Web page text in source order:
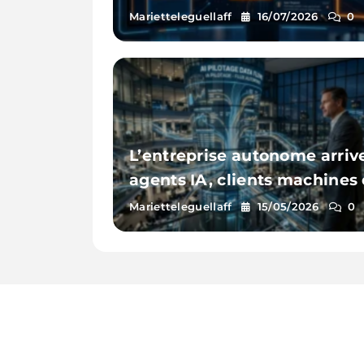
Copilot : le guide pratique
Marietteleguellaff 16/07/2026 0
L’entreprise autonome
agents IA, clients machines
opérations sans friction
Marietteleguellaff 15/05/2026 0